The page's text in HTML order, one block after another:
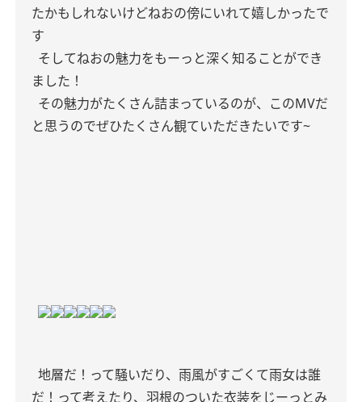
たかもしれないけどねおの傍にいれて嬉しかったで
す
そしてねおの魅力をもーっと深く知ることができ
ました！
その魅力がたくさん詰まっているのが、このMVだ
と思うのでぜひたくさん観ていただきたいです~
地層だ！って騒いだり、雨風がすごくて雨女は誰
だ！って考えたり、羽根のついた衣装をじーっとみ